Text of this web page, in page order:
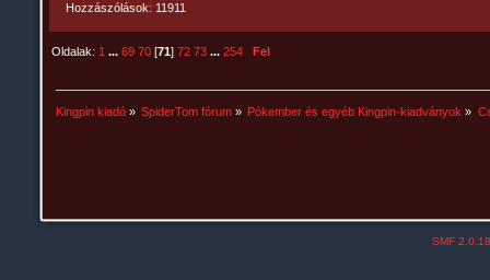
Hozzászólások: 11911
Oldalak: 1 ... 69 70[71] 72 73 ... 254 Fel
Kingpin kiadó» SpiderTom fórum » Pókember és egyéb Kingpin-kiadványok »
SMF 2.0.18